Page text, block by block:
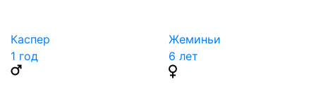
Каспер
1 год
Жеминьи
6 лет